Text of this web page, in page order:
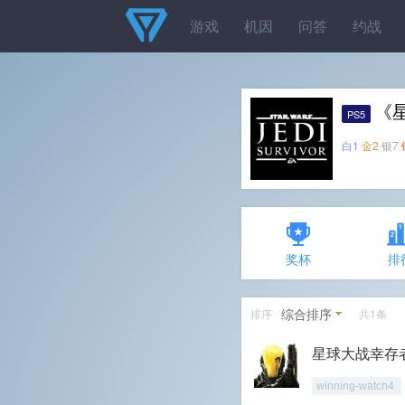
游戏 机因 问答 约战
PS5
白1 金2 银7
奖杯 排
排序 综合排序 共1条
星球大战幸存
winning-watch4